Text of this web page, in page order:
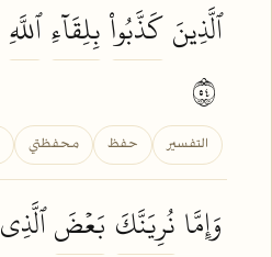
ٱلَّذِينَكَذَّبُواْ بِلِقَآءِٱللَّهِ
التفسير حفظ محفظتي
وَإِمَّا نُرِيَنَّكَ بَعۡضَٱلَّذِي